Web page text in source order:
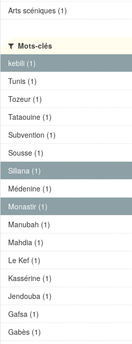
Arts scéniques (1)
Mots-clés
kebili (1)
Tunis (1)
Tozeur (1)
Tataouine (1)
Subvention (1)
Sousse (1)
Siliana (1)
Médenine (1)
Monastir (1)
Manubah (1)
Mahdia (1)
Le Kef (1)
Kassérine (1)
Jendouba (1)
Gafsa (1)
Gabès (1)